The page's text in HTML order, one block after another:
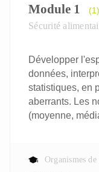
Module 1
(1)
Sécurité
Développer
données,
statistiques, en
aberrants. Les
(moyenne,
Organismes